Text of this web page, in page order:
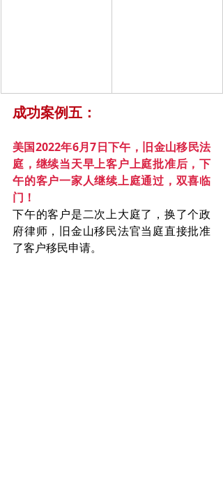
成功案例五：
美国2022年6月7日下午，旧金山移民法
庭，继续当天早上客户上庭批准后，下
午的客户一家人继续上庭通过，双喜临
门！
下午的客户是二次上大庭了，换了个政
府律师，旧金山移民法官当庭直接批准
了客户移民申请。